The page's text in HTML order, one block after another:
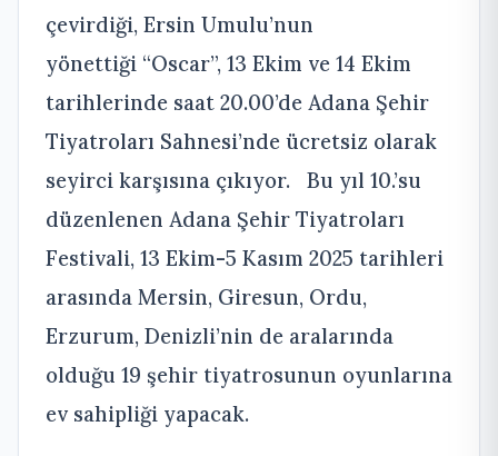
çevirdiği, Ersin Umulu’nun
yönettiği “Oscar”, 13 Ekim ve 14 Ekim
tarihlerinde saat 20.00’de Adana Şehir
Tiyatroları Sahnesi’nde ücretsiz olarak
seyirci karşısına çıkıyor. Bu yıl 10.’su
düzenlenen Adana Şehir Tiyatroları
Festivali, 13 Ekim-5 Kasım 2025 tarihleri
arasında Mersin, Giresun, Ordu,
Erzurum, Denizli’nin de aralarında
olduğu 19 şehir tiyatrosunun oyunlarına
ev sahipliği yapacak.